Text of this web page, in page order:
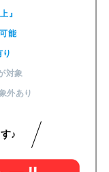
』
能
り
対象
外あり
♪